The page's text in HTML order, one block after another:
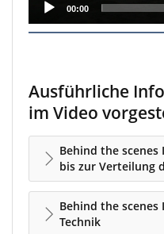
00:00
Ausführliche
im Video
Behind the
bis zur Verteilung
Behind the
Technik